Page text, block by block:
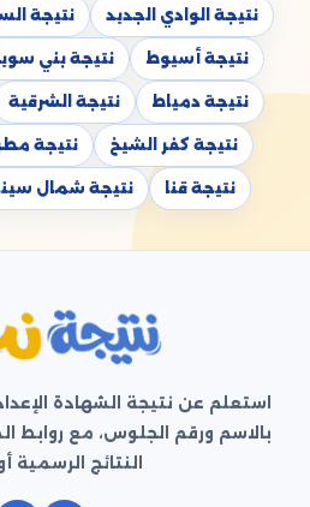
نتيجة الوادي الجديد نتيجة
نتيجة أسيوط نتيجة بني
نتيجة دمياط نتيجة الشرقية
نتيجة كفر الشيخ نتيجة
نتيجة قنا نتيجة شمال
استعلم عن نتيجة الشهادة
بالاسم ورقم الجلوس، مع روابط
النتائج الرسمية